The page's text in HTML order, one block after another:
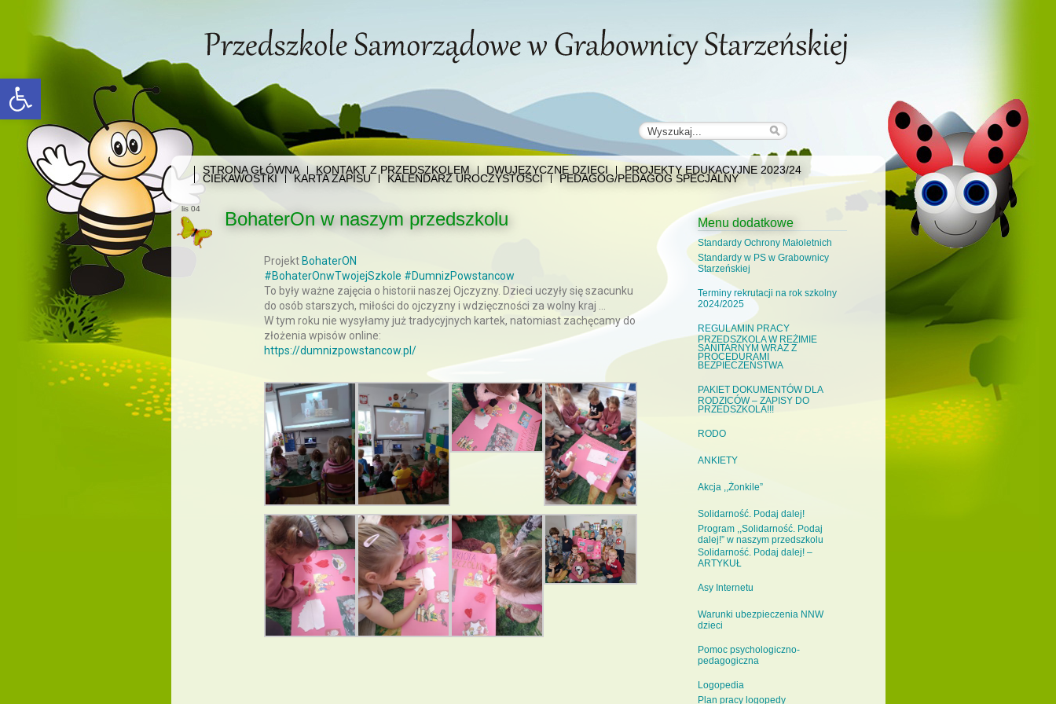
Open toolbar
STRONA GŁÓWNA KONTAKT Z PRZEDSZKOLEM DWUJĘZYCZNE DZIECI PROJEKTY EDUKACYJNE 2023/24
CIEKAWOSTKI KARTA ZAPISU KALENDARZ UROCZYSTOŚCI PEDAGOG/PEDAGOG SPECJALNY
lis 04 BohaterOn w naszym przedszkolu
Projekt BohaterON
#BohaterOnwTwojejSzkole #DumnizPowstancow
To były ważne zajęcia o historii naszej Ojczyzny. Dzieci uczyły się szacunku
do osób starszych, miłości do ojczyzny i wdzięczności za wolny kraj …
W tym roku nie wysyłamy już tradycyjnych kartek, natomiast zachęcamy do
złożenia wpisów online:
https://dumnizpowstancow.pl/
Menu dodatkowe
Standardy Ochrony Małoletnich
Standardy w PS w Grabownicy
Starzeńskiej
Terminy rekrutacji na rok szkolny
2024/2025
REGULAMIN PRACY
PRZEDSZKOLA W REŻIMIE
SANITARNYM WRAZ Z
PROCEDURAMI
BEZPIECZEŃSTWA
PAKIET DOKUMENTÓW DLA
RODZICÓW – ZAPISY DO
PRZEDSZKOLA!!!
RODO
ANKIETY
Akcja ,,Żonkile”
Solidarność. Podaj dalej!
Program ,,Solidarność. Podaj
dalej!” w naszym przedszkolu
Solidarność. Podaj dalej! –
ARTYKUŁ
Asy Internetu
Warunki ubezpieczenia NNW
dzieci
Pomoc psychologiczno-
pedagogiczna
Logopedia
Plan pracy logopedy